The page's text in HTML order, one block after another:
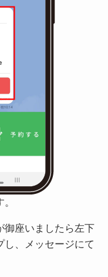
御座いましたら左下
し、メッセージにて